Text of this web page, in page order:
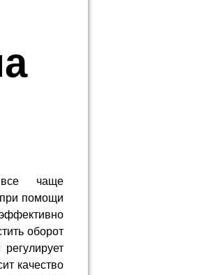
чаще
при помощи
оборот
качество